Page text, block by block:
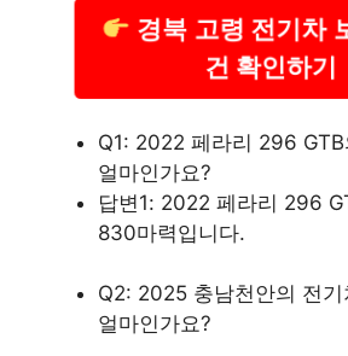
경북 고령 전기차
건 확인하기
Q1: 2022 페라리 296
얼마인가요?
답변1: 2022 페라리 296
830마력입니다.
Q2: 2025 충남천안의 전
얼마인가요?